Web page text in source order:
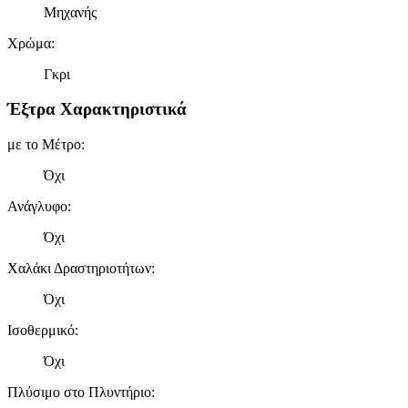
δικτύωσης, διαφημίσεων και ανάλυσης.
Μηχανής
Χρώμα:
Γκρι
Έξτρα Χαρακτηριστικά
με το Μέτρο:
Όχι
Ανάγλυφο:
Όχι
Χαλάκι Δραστηριοτήτων:
Όχι
Ισοθερμικό:
Όχι
Πλύσιμο στο Πλυντήριο: